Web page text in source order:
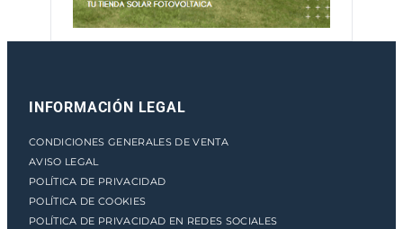
INFORMACIÓN LEGAL
CONDICIONES GENERALES DE VENTA
AVISO LEGAL
POLÍTICA DE PRIVACIDAD
POLÍTICA DE COOKIES
POLÍTICA DE PRIVACIDAD EN REDES SOCIALES